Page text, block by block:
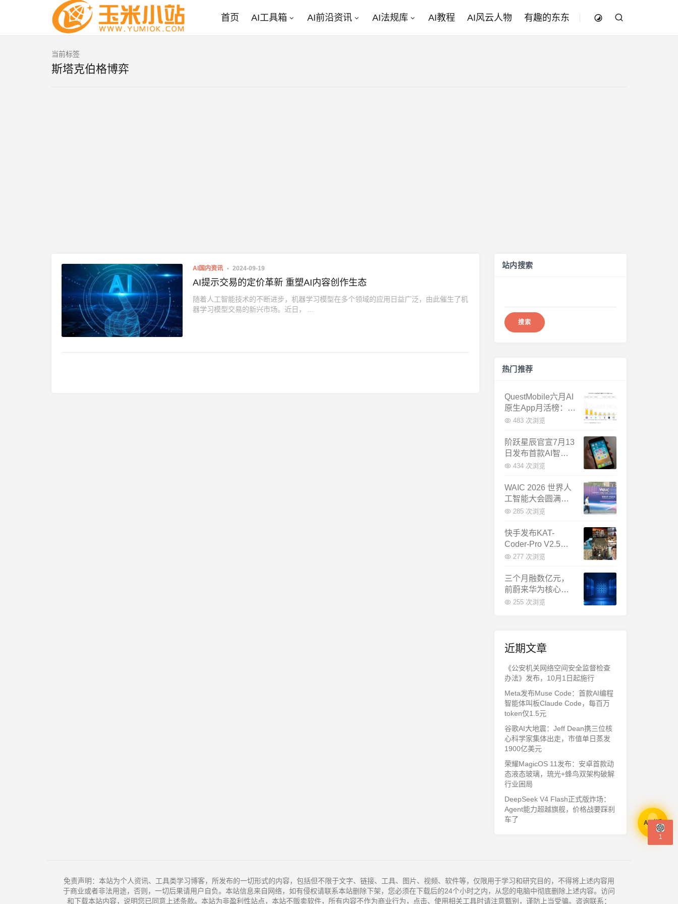
首页 AI工具箱 AI前沿资讯 AI法规库 AI教程 AI风云人物 有趣的东东
当前标签
斯塔克伯格博弈
AI国内资讯 2024-09-19
AI提示交易的定价革新 重塑AI内容创作生态
随着人工智能技术的不断进步，机器学习模型在多个领域的应用日益广泛，由此催生了机
器学习模型交易的新兴市场。近日， ...
站内搜索
热门推荐
QuestMobile六月AI
原生App月活榜：豆
包3.8亿断层第一，
倍
483 次浏览
阶跃星辰官宣7月13
日发布首款AI智能
体终端：大模型公
434 次浏览
WAIC 2026 世界人
工智能大会圆满闭
幕：多项重磅成果
球AI合作新中心
285 次浏览
快手发布KAT-
Coder-Pro V2.5：
首个能端到端跑通
编程模型
277 次浏览
三个月融数亿元，
前蔚来华为核心成
员联手创立日冕开
255 次浏览
近期文章
《公安机关网络空间安全监督检查
办法》发布，10月1日起施行
Meta发布Muse Code：首款AI编程
智能体叫板Claude Code，每百万
token仅1.5元
谷歌AI大地震：Jeff Dean携三位核
心科学家集体出走，市值单日蒸发
1900亿美元
荣耀MagicOS 11发布：安卓首款动
态液态玻璃，琉光+蜂鸟双架构破解
行业困局
DeepSeek V4 Flash正式版炸场：
Agent能力超越旗舰，价格战要踩刹
车了
免责声明：本站为个人资讯、工具类学习博客，所发布的一切形式的内容，包括但不限于文字、链接、工具、图片、视频、软件等，仅限用于学习和研究目的，不得将上述内容用
于商业或者非法用途，否则，一切后果请用户自负。本站信息来自网络，如有侵权请联系本站删除下架，您必须在下载后的24个小时之内，从您的电脑中彻底删除上述内容。访问
和下载本站内容，说明您已同意上述条款。本站为非盈利性站点，本站不贩卖软件，所有内容不作为商业行为，点击、使用相关工具时请注意甄别，谨防上当受骗。咨询联系：
1
AI对话